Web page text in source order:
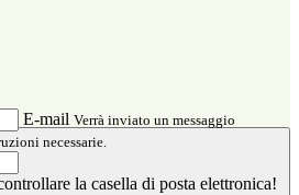
E-mail Verrà inviato un messaggio
necessarie.
la casella di posta elettronica!